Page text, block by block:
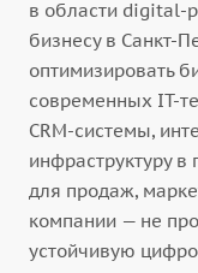
в области digital-
бизнесу в Санкт-
оптимизировать
современных IT-
CRM-системы,
инфраструктуру
для продаж,
компании — не
устойчивую